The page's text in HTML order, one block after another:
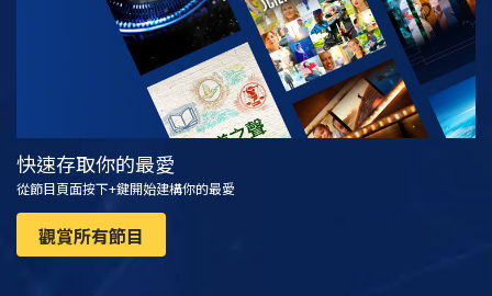
快速存取你的最愛
從節目頁面按下+鍵開始建構你的最愛
觀賞所有節目